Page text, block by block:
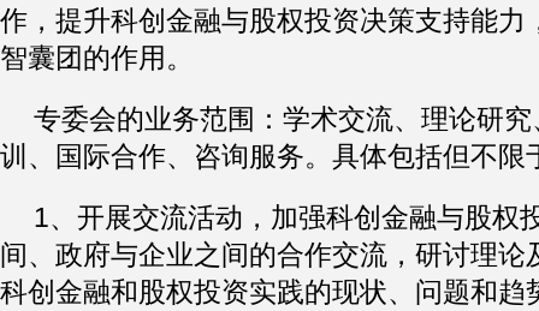
作，提升科创金融与股权投资决策支持能力
智囊团的作用。
专委会的业务范围：学术交流、理论研
训、国际合作、咨询服务。具体包括但不限
1、开展交流活动，加强科创金融与股权
间、政府与企业之间的合作交流，研讨理论
科创金融和股权投资实践的现状、问题和趋